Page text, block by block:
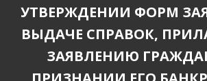
УТВЕРЖДЕНИИ ФОРМ
ВЫДАЧЕ СПРАВОК,
ЗАЯВЛЕНИЮ